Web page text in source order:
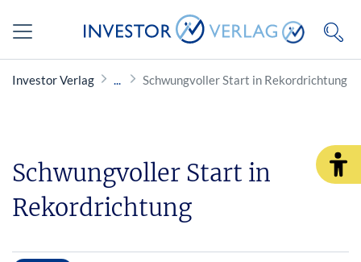
Investor Verlag Schwungvoller Start in Rekordrichtung
Schwungvoller Start in
Rekordrichtung